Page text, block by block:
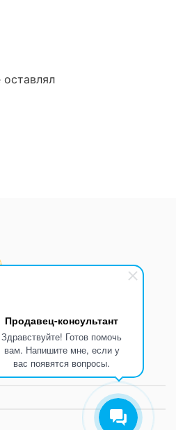
Продавец-консультант
Здравствуйте! Готов помочь
вам. Напишите мне, если у
вас появятся вопросы.
вс 10:00 -18:00